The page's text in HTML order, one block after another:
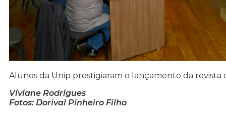
Alunos da Unip prestigiaram o lançamento da revista
Viviane Rodrigues
Fotos: Dorival Pinheiro Filho